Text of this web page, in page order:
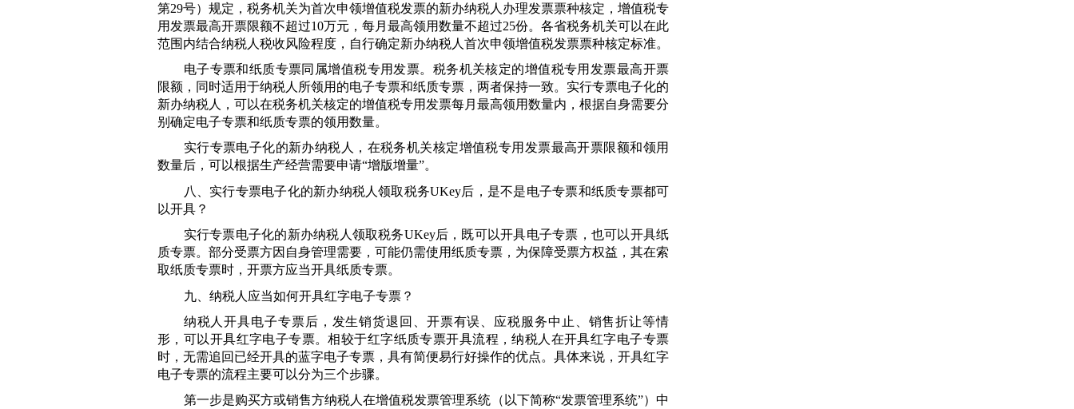
第29号）规定，税务机关为首次申领增值税发票的新办纳税人办理发票票种核定，增值税专
用发票最高开票限额不超过10万元，每月最高领用数量不超过25份。各省税务机关可以在此
范围内结合纳税人税收风险程度，自行确定新办纳税人首次申领增值税发票票种核定标准。
电子专票和纸质专票同属增值税专用发票。税务机关核定的增值税专用发票最高开票
限额，同时适用于纳税人所领用的电子专票和纸质专票，两者保持一致。实行专票电子化的
新办纳税人，可以在税务机关核定的增值税专用发票每月最高领用数量内，根据自身需要分
别确定电子专票和纸质专票的领用数量。
实行专票电子化的新办纳税人，在税务机关核定增值税专用发票最高开票限额和领用
数量后，可以根据生产经营需要申请“增版增量”。
八、实行专票电子化的新办纳税人领取税务UKey后，是不是电子专票和纸质专票都可
以开具？
实行专票电子化的新办纳税人领取税务UKey后，既可以开具电子专票，也可以开具纸
质专票。部分受票方因自身管理需要，可能仍需使用纸质专票，为保障受票方权益，其在索
取纸质专票时，开票方应当开具纸质专票。
九、纳税人应当如何开具红字电子专票？
纳税人开具电子专票后，发生销货退回、开票有误、应税服务中止、销售折让等情
形，可以开具红字电子专票。相较于红字纸质专票开具流程，纳税人在开具红字电子专票
时，无需追回已经开具的蓝字电子专票，具有简便易行好操作的优点。具体来说，开具红字
电子专票的流程主要可以分为三个步骤。
第一步是购买方或销售方纳税人在增值税发票管理系统（以下简称“发票管理系统”）中